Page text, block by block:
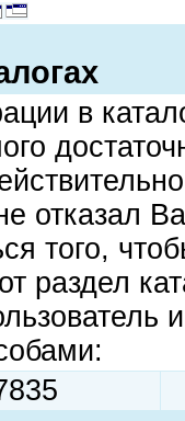
в
отказал
того,
раздел